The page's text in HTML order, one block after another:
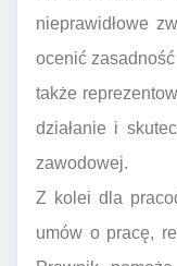
nieprawidłowe
ocenić
także
działanie i
zawodowej.
Z kolei dla
umów o pracę,